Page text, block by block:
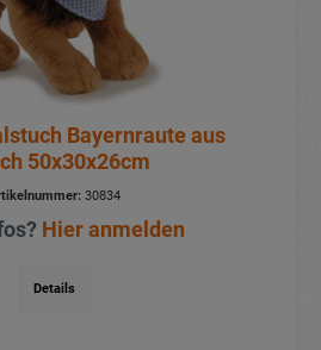
Bayernraute aus
50x30x26cm
30834
Hier anmelden
Details